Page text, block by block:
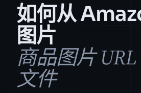
如何从
图片
商品图片
文件